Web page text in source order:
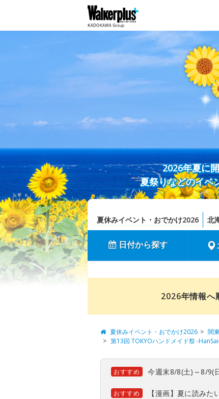
2026年夏に
夏祭りなどのイベ
夏休みイベント・おでかけ2026 北
日付から探す
2026年情報へ
夏休みイベント・おでかけ2026 関
第13回 TOKYOハンドメイド祭 -
おすすめ 今週末8/8(土)～8/9(
おすすめ 【漫画】夏に読み